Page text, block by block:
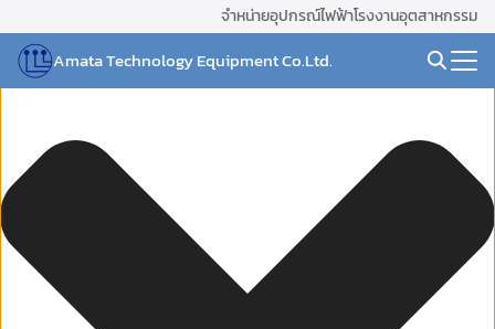
จัดการ การอนุญาตใช้งาน Cookies
to
content
จำหน่ายอุปกรณ์ไฟฟ้าโรงงานอุตสาหกรรม
Amata Technology Equipment Co.Ltd.
Search
for: